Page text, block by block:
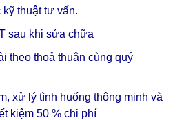
thuật tư vấn.
sau khi sửa chữa
theo thoả thuận cùng quý
xử lý tình huống thông minh và
kiệm 50 % chi phí